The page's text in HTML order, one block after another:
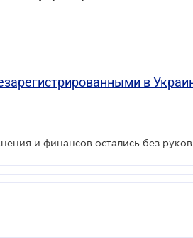
в